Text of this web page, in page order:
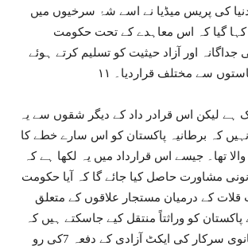
کودنیا کی پریس میڈیا نے اسے شۂ سرخیوں میں
گیا کہ اس معاہدے کے تحت حکومت
جداگانہ اور آزاد حیثیت کو تسلیم کرتے ہوئے
سے مختلف قراردیا۔ ۱۱
ہے لیکن اس قرادر داد کے دیگر شقوں سے یہ
نہیں کہ برطانیہ پاکستان کو اس سارے خطے کا
تھا۔ جیسے اس قرارداد میں یہ لکھا ہے کہ
مشاورت حاصل کیا جائے گا کہ آیا حکومت
قلات کے درمیان مستجار علاقوں کے متعلق
پاکستان کو وراثتاً منتقل کیے جاسکتے ہیں کہ
نہیں؟ حالانکہ برطانوی سرکار کی ایکٹ آزادی کے دفعہ 7کی رو